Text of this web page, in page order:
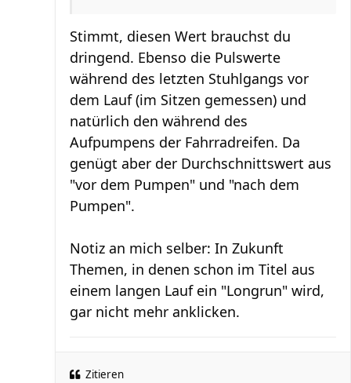
Stimmt, diesen Wert brauchst du
dringend. Ebenso die Pulswerte
während des letzten Stuhlgangs vor
dem Lauf (im Sitzen gemessen) und
natürlich den während des
Aufpumpens der Fahrradreifen. Da
genügt aber der Durchschnittswert aus
"vor dem Pumpen" und "nach dem
Pumpen".
Notiz an mich selber: In Zukunft
Themen, in denen schon im Titel aus
einem langen Lauf ein "Longrun" wird,
gar nicht mehr anklicken.
Zitieren